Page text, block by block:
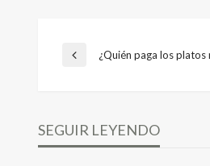
entradas
Entrada
¿Quién paga los platos
SEGUIR LEYENDO